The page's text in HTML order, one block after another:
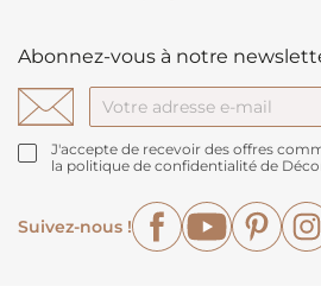
Abonnez-vous à notre
J'accepte de recevoir des offres
la politique de confidentialité de
Suivez-nous !
FacebookYouTube